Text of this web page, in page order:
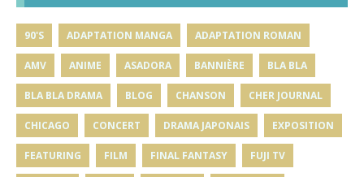
90'S ADAPTATION MANGA ADAPTATION ROMAN
AMV ANIME ASADORA BANNIÈRE BLA BLA
BLA BLA DRAMA BLOG CHANSON CHER JOURNAL
CHICAGO CONCERT DRAMA JAPONAIS EXPOSITION
FEATURING FILM FINAL FANTASY FUJI TV